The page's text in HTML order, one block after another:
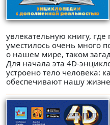
увлекательную книгу,
уместилось очень много
о нашем мире, таком
Для начала эта 4D-
устроено тело человека:
обеспечивают нашу